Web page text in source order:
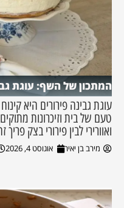
המתכון של השף: עוגת
עוגת גבינה פירורים היא
טעם של בית וזיכרונות
ואוורירי לבין פירורי בצק
מירב בן יאיר אוגוסט 4, 2026